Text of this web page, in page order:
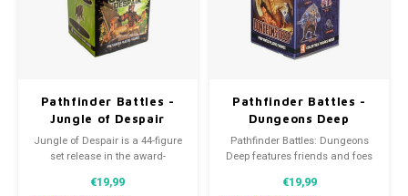
Pathfinder Battles -
Jungle of Despair
Booster
Jungle of Despair is a 44-figure
set release in the award-
of miniatures from Paizo Inc.
€19,99
Pathfinder Battles -
Dungeons Deep
booster
Pathfinder Battles: Dungeons
Deep features friends and foes
is sure to please Pathfinder
€19,99